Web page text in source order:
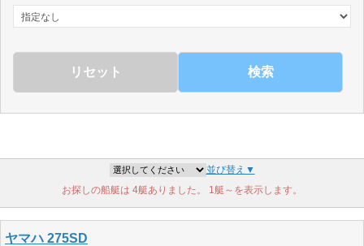
検索
並び替え▼
お探しの船艇は 4艇ありました。 1艇～を表示します。
ヤマハ 275SD